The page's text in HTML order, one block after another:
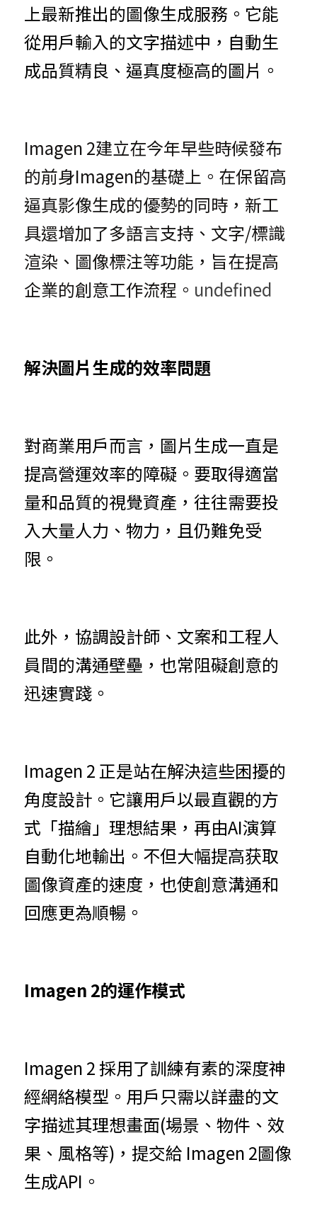
上最新推出的圖像生成服務。它能
從用戶輸入的文字描述中，自動生
成品質精良、逼真度極高的圖片。
Imagen 2建立在今年早些時候發布
的前身Imagen的基礎上。在保留高
逼真影像生成的優勢的同時，新工
具還增加了多語言支持、文字/標識
渲染、圖像標注等功能，旨在提高
企業的創意工作流程。 undefined
解決圖片生成的效率問題
對商業用戶而言，圖片生成一直是
提高營運效率的障礙。要取得適當
量和品質的視覺資產，往往需要投
入大量人力、物力，且仍難免受
限。
此外，協調設計師、文案和工程人
員間的溝通壁壘，也常阻礙創意的
迅速實踐。
Imagen 2 正是站在解決這些困擾的
角度設計。它讓用戶以最直觀的方
式「描繪」理想結果，再由AI演算
自動化地輸出。不但大幅提高获取
圖像資產的速度，也使創意溝通和
回應更為順暢。
Imagen 2的運作模式
Imagen 2 採用了訓練有素的深度神
經網絡模型。用戶只需以詳盡的文
字描述其理想畫面(場景、物件、效
果、風格等)，提交給 Imagen 2圖像
生成API。